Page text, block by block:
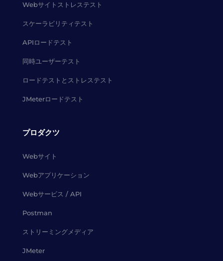
Webサイトストレステスト
スケーラビリティテスト
APIロードテスト
同時ユーザーテスト
ロードテストとストレステスト
JMeterロードテスト
プロダクツ
Webサイト
Webアプリケーション
Webサービス / API
Postman
ストリーミングメディア
JMeter